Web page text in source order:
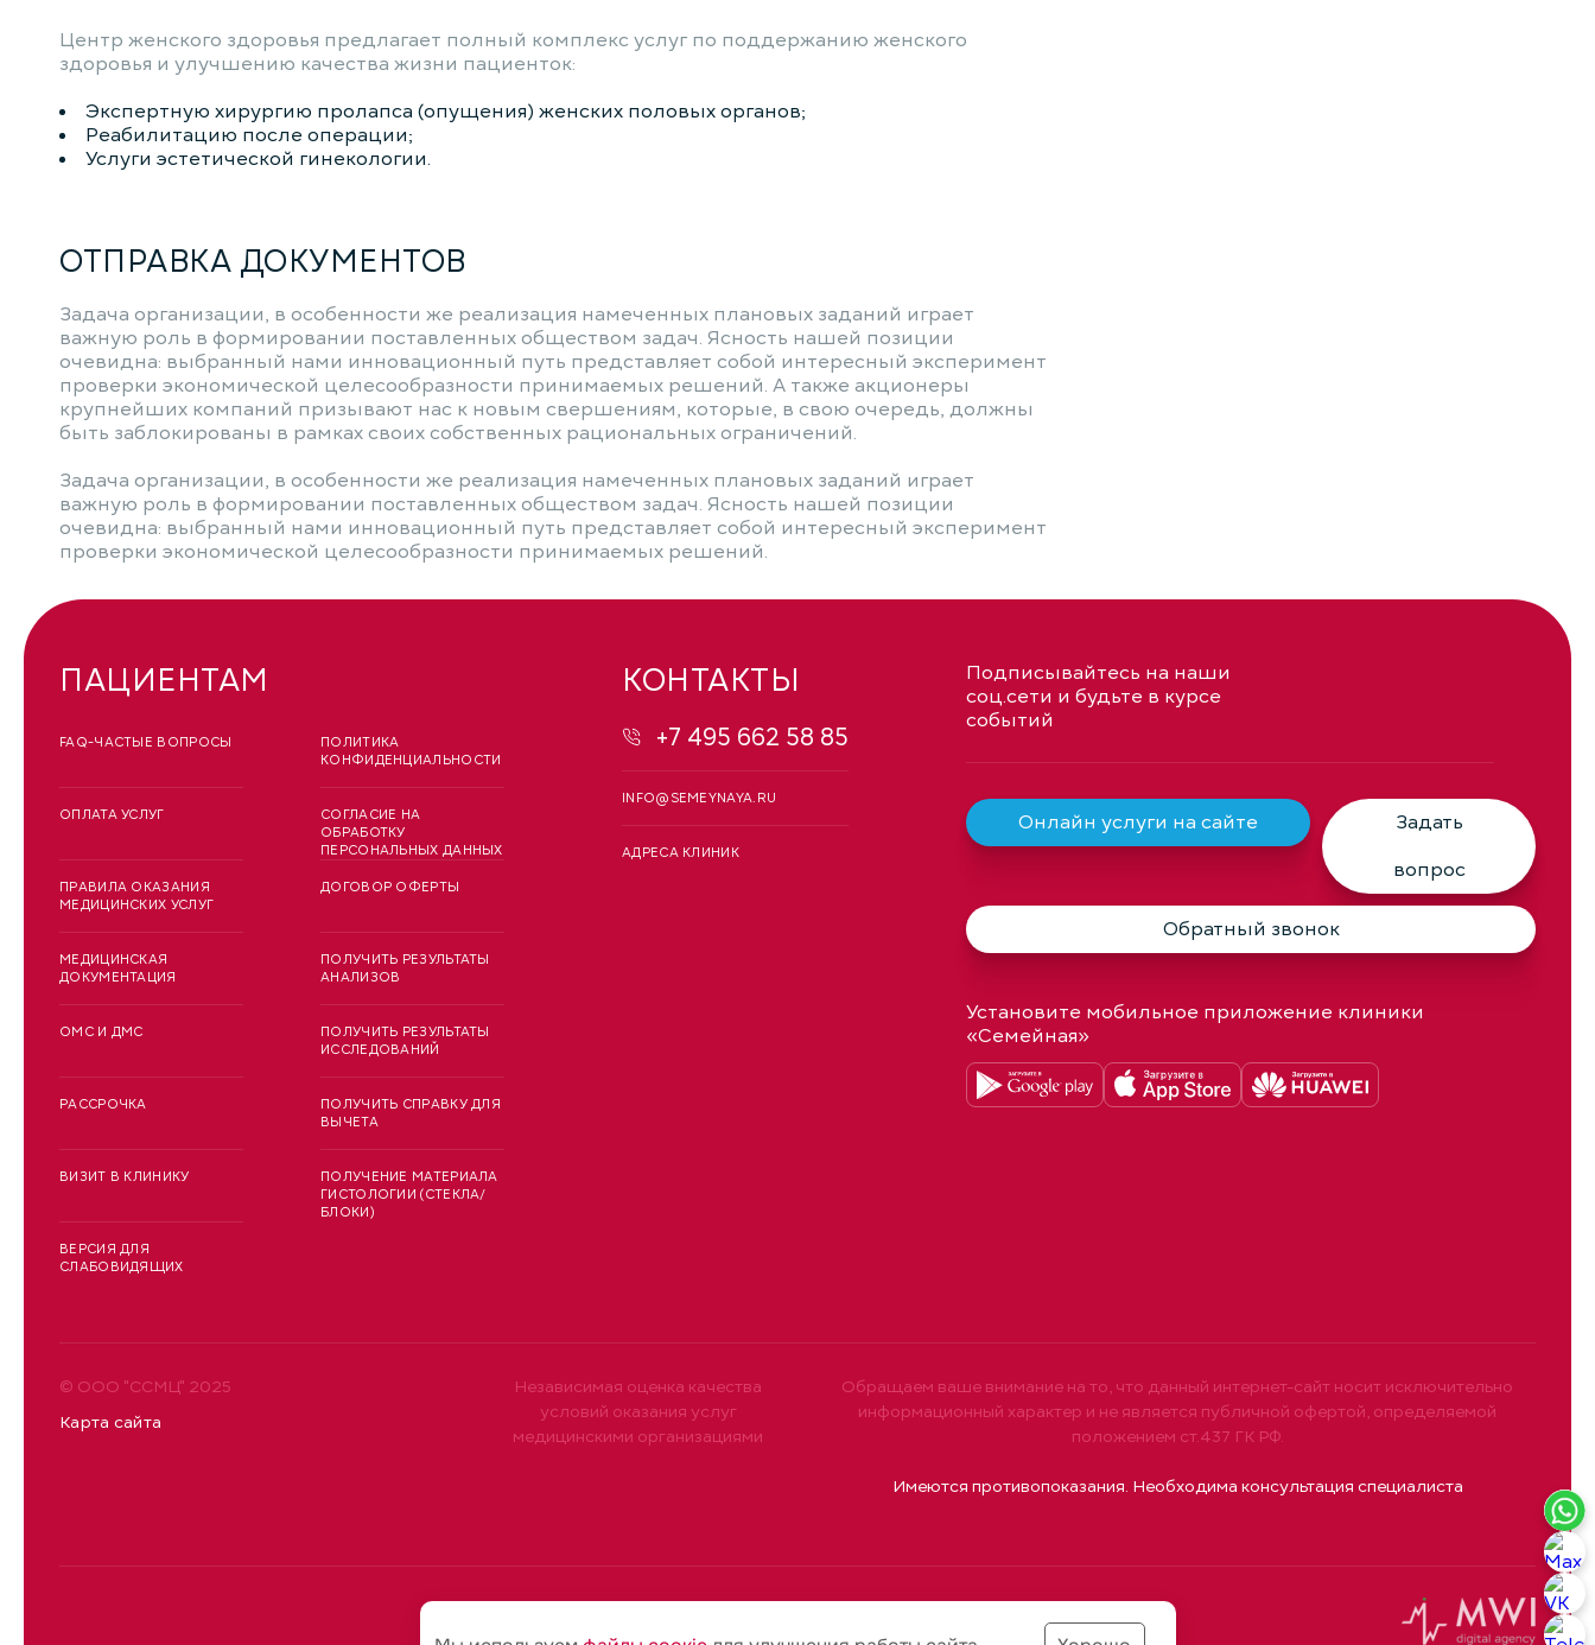
Центр женского здоровья предлагает полный комплекс услуг по поддержанию женского
здоровья и улучшению качества жизни пациенток:
Экспертную хирургию пролапса (опущения) женских половых органов;
Реабилитацию после операции;
Услуги эстетической гинекологии.
ОТПРАВКА ДОКУМЕНТОВ
Задача организации, в особенности же реализация намеченных плановых заданий играет
важную роль в формировании поставленных обществом задач. Ясность нашей позиции
очевидна: выбранный нами инновационный путь представляет собой интересный эксперимент
проверки экономической целесообразности принимаемых решений. А также акционеры
крупнейших компаний призывают нас к новым свершениям, которые, в свою очередь, должны
быть заблокированы в рамках своих собственных рациональных ограничений.
Задача организации, в особенности же реализация намеченных плановых заданий играет
важную роль в формировании поставленных обществом задач. Ясность нашей позиции
очевидна: выбранный нами инновационный путь представляет собой интересный эксперимент
проверки экономической целесообразности принимаемых решений.
ПАЦИЕНТАМ
FAQ-ЧАСТЫЕ ВОПРОСЫ
ОПЛАТА УСЛУГ
ПРАВИЛА ОКАЗАНИЯ
МЕДИЦИНСКИХ УСЛУГ
МЕДИЦИНСКАЯ
ДОКУМЕНТАЦИЯ
ОМС И ДМС
РАССРОЧКА
ВИЗИТ В КЛИНИКУ
ВЕРСИЯ ДЛЯ
СЛАБОВИДЯЩИХ
ПОЛИТИКА
КОНФИДЕНЦИАЛЬНОСТИ
СОГЛАСИЕ НА
ОБРАБОТКУ
ПЕРСОНАЛЬНЫХ ДАННЫХ
ДОГОВОР ОФЕРТЫ
ПОЛУЧИТЬ РЕЗУЛЬТАТЫ
АНАЛИЗОВ
ПОЛУЧИТЬ РЕЗУЛЬТАТЫ
ИССЛЕДОВАНИЙ
ПОЛУЧИТЬ СПРАВКУ ДЛЯ
ВЫЧЕТА
ПОЛУЧЕНИЕ МАТЕРИАЛА
ГИСТОЛОГИИ (СТЕКЛА/
БЛОКИ)
КОНТАКТЫ
+7 495 662 58 85
INFO@SEMEYNAYA.RU
АДРЕСА КЛИНИК
Подписывайтесь на наши
соц.сети и будьте в курсе
событий
Онлайн услуги на сайте
Задать
вопрос
Обратный звонок
Установите мобильное приложение клиники
«Семейная»
© ООО "ССМЦ" 2025
Карта сайта
Независимая оценка качества
условий оказания услуг
медицинскими организациями
Обращаем ваше внимание на то, что данный интернет-сайт носит исключительно
информационный характер и не является публичной офертой, определяемой
положением ст.437 ГК РФ.
Имеются противопоказания. Необходима консультация специалиста